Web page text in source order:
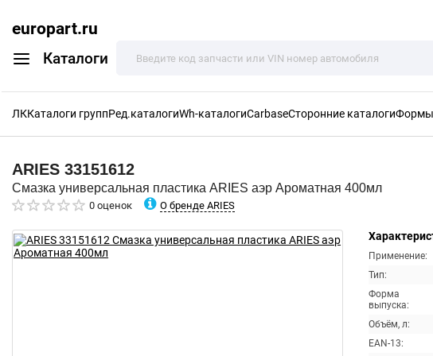
europart.ru
Каталоги
ЛККаталоги группРед.каталогиWh-каталогиCarbaseСторонние каталогиФормы
ARIES 33151612
Смазка универсальная пластика ARIES аэр Ароматная 400мл
0 оценок О бренде ARIES
Применение:
Тип:
Форма
выпуска:
Объём, л:
EAN-13: